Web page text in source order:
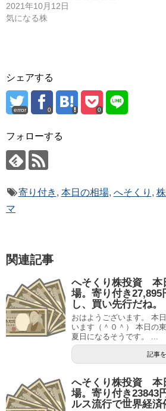
2021年10月12日
気になる株
シェアする
error 0 0
フォローする
寄り付き , 本日の相場, へそくり ,
マ
関連記事
へそくり株投資 本
場。寄り付き27,895
し、買い先行だね。
おはようございます。 本
います（＾０＾） 本日の
夏日になるそうです。 ...
記事
へそくり株投資 本
場。寄り付き23843
ルス流行で世界経済